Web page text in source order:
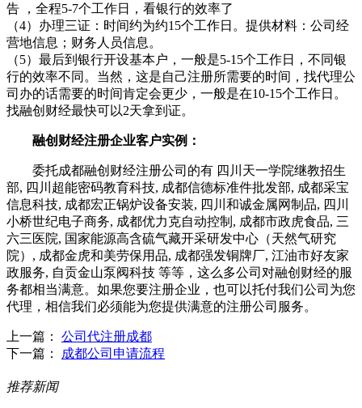
告 ，全程5-7个工作日，看银行的效率了
（4）办理三证：时间约为约15个工作日。提供材料：公司经
营地信息；财务人员信息。
（5）最后到银行开设基本户，一般是5-15个工作日，不同银
行的效率不同。当然，这是自己注册所需要的时间，找代理公
司办的话需要的时间肯定会更少，一般是在10-15个工作日。
找融创财经最快可以2天拿到证。
融创财经注册企业客户实例：
委托成都融创财经注册公司的有 四川天一学院继教招生
部, 四川超能密码教育科技, 成都信德标准件批发部, 成都采宝
信息科技, 成都宏正锅炉设备安装, 四川和诚金属网制品, 四川
小桥世纪电子商务, 成都优力克自动控制, 成都市政虎食品, 三
六三医院, 国家能源高含硫气藏开采研发中心（天然气研究
院）, 成都金虎和美劳保用品, 成都强发铜牌厂, 江油市好友家
政服务, 自贡金山泵阀科技 等等，这么多公司对融创财经的服
务都相当满意。如果您要注册企业，也可以托付我们公司为您
代理，相信我们必须能为您提供满意的注册公司服务。
上一篇： 公司代注册成都
下一篇：
成都公司申请流程
推荐新闻